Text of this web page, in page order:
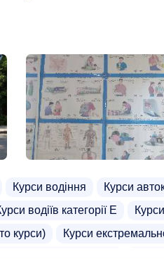
Курси водіння Курси
водіїв категорії Е
курси)
Курси